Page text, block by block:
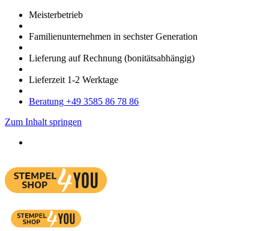
Meister­betrieb
Familien­unter­nehmen in sechster Gene­ration
Lieferung auf Rech­nung (bonitätsabhängig)
Liefer­zeit 1-2 Werk­tage
Bera­tung +49 3585 86 78 86
Zum Inhalt springen